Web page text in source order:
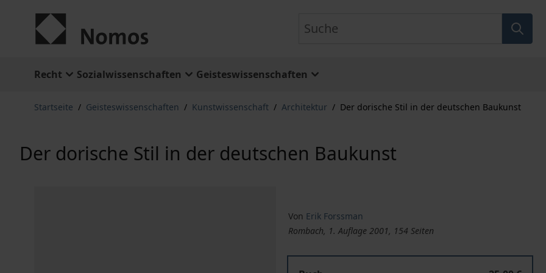
Recht Sozialwissenschaften Geisteswissenschaften
Startseite / Geisteswissenschaften / Kunstwissenschaft / Architektur / Der dorische Stil in der deutschen Baukunst
Der dorische Stil in der deutschen Baukunst
Von Erik Forssman
Rombach, 1. Auflage 2001, 154 Seiten